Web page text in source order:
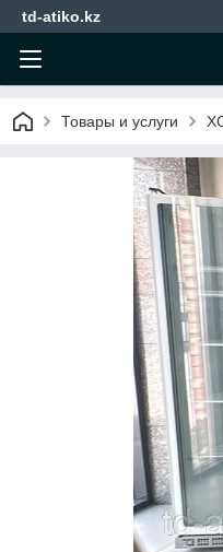
td-atiko.kz
Товары и услуги